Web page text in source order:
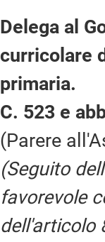
Delega al
curricolare
primaria.
C. 523 e
(Parere
(Seguito
favorevole
dell'articolo